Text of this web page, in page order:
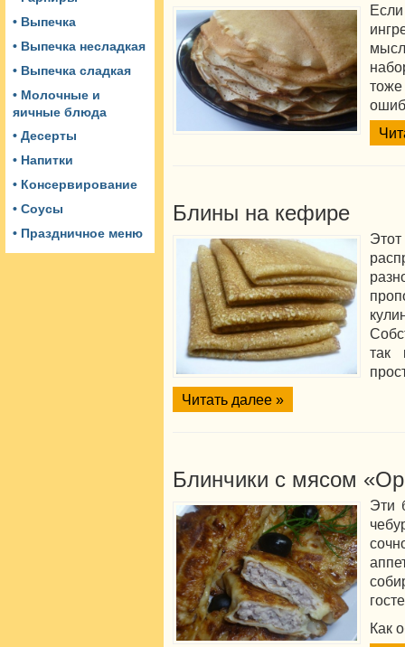
• Выпечка
• Выпечка несладкая
• Выпечка сладкая
• Молочные и
яичные блюда
• Десерты
• Напитки
• Консервирование
• Соусы
• Праздничное меню
Блины на кефире
так
Читать далее »
Блинчики с мясом
Эти
Как